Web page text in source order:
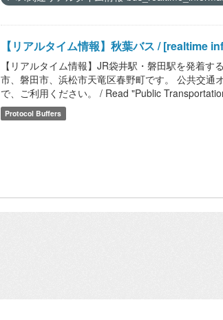
【リアルタイム情報】秋葉バス /
【リアルタイム情報】JR袋井駅・磐田駅を発着
市、磐田市、浜松市天竜区春野町です。 公共交通
で、ご利用ください。 / Read "Public
Protocol Buffers